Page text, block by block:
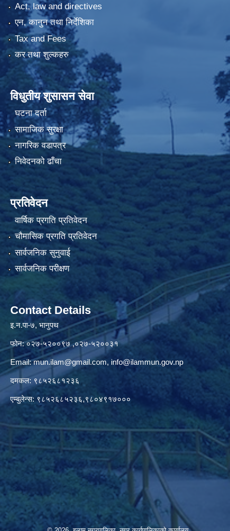
Act, law and directives
एन, कानुन तथा निर्देशिका
Tax and Fees
कर तथा शुल्कहरु
विधुतीय शुसासन सेवा
घटना दर्ता
सामाजिक सुरक्षा
नागरिक वडापत्र
निवेदनको ढाँचा
प्रतिवेदन
वार्षिक प्रगति प्रतिवेदन
चौमासिक प्रगति प्रतिवेदन
सार्वजनिक सुनुवाई
सार्वजनिक परीक्षण
Contact Details
इ.न.पा-७, भानुपथ
फोन: ०२७-५२००९७ ,०२७-५२००३१
Email:mun.ilam@gmail.com, info@ilammun.gov.np
दमकल: ९८५२६८१२३६
एम्बुलेन्स: ९८५२६८५२३६,९८०४९१७०००